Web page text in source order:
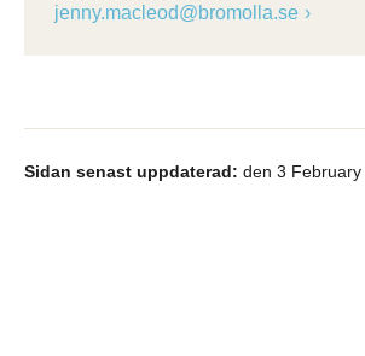
jenny.macleod@bromolla.se
Sidan senast uppdaterad: den 3 February